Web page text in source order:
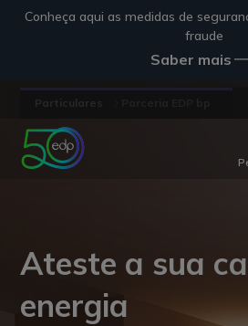
Conheça aqui as medidas de
fraude
Saber mais
Ateste a sua
energia